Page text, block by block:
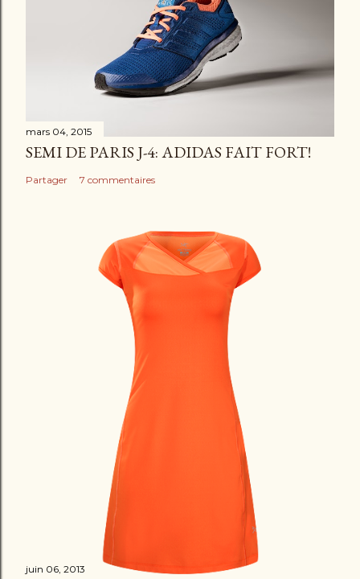
mars 04, 2015
SEMI DE PARIS J-4: ADIDAS FAIT FORT!
Partager 7 commentaires
juin 06, 2013